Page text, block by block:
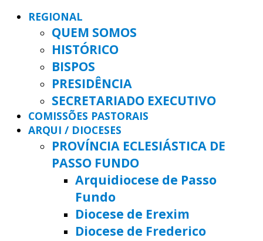
REGIONAL
QUEM SOMOS
HISTÓRICO
BISPOS
PRESIDÊNCIA
SECRETARIADO EXECUTIVO
COMISSÕES PASTORAIS
ARQUI / DIOCESES
PROVÍNCIA ECLESIÁSTICA DE
PASSO FUNDO
Arquidiocese de Passo
Fundo
Diocese de Erexim
Diocese de Frederico